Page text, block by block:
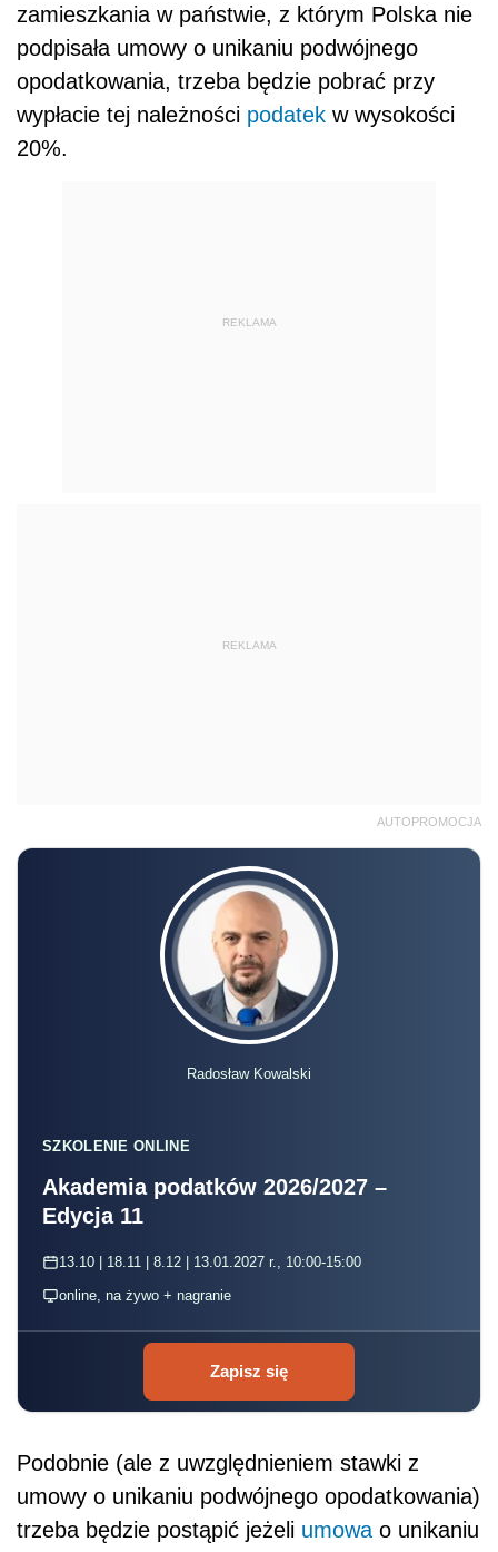
zamieszkania w państwie, z którym Polska nie
podpisała umowy o unikaniu podwójnego
opodatkowania, trzeba będzie pobrać przy
wypłacie tej należności podatek w wysokości
20%.
REKLAMA
REKLAMA
AUTOPROMOCJA
Radosław Kowalski
SZKOLENIE ONLINE
Akademia podatków 2026/2027 –
Edycja 11
13.10 | 18.11 | 8.12 | 13.01.2027 r., 10:00-15:00
online, na żywo + nagranie
Zapisz się
Podobnie (ale z uwzględnieniem stawki z
umowy o unikaniu podwójnego opodatkowania)
trzeba będzie postąpić jeżeli umowa o unikaniu